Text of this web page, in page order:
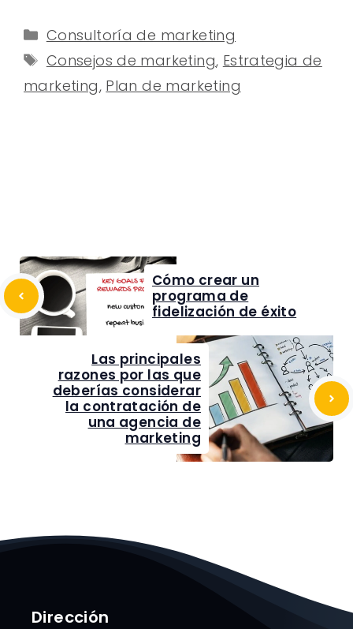
Categorías
Consultoría de marketing
Etiquetas
Consejos de marketing, Estrategia de
marketing, Plan de marketing
Cómo crear un
programa de
fidelización de éxito
Las principales
razones por las que
deberías considerar
la contratación de
una agencia de
marketing
Dirección